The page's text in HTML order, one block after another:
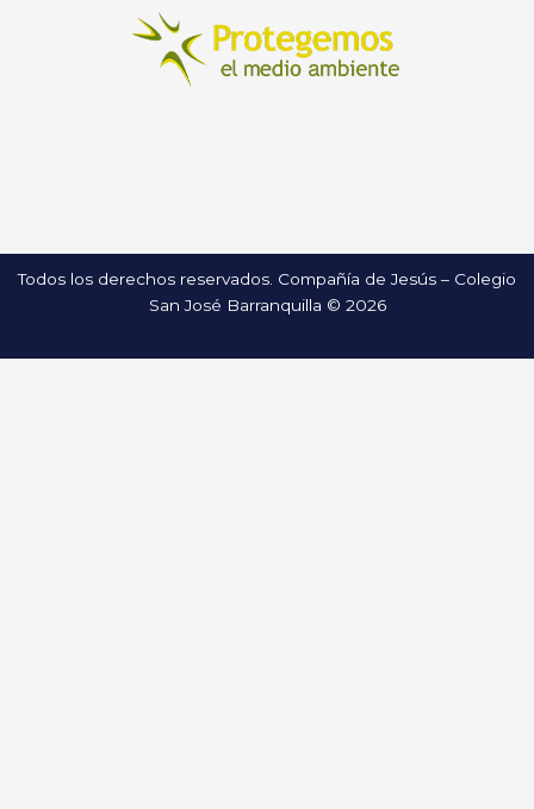
Todos los derechos reservados. Compañía de Jesús – Colegio
San José Barranquilla © 2026